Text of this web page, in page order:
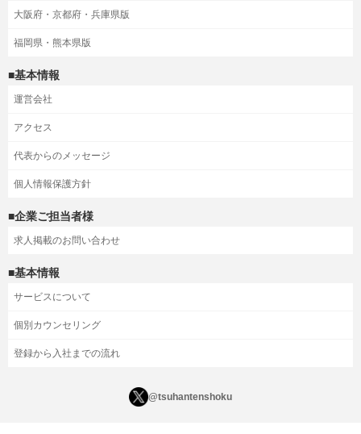
大阪府・京都府・兵庫県版
福岡県・熊本県版
■基本情報
運営会社
アクセス
代表からのメッセージ
個人情報保護方針
■企業ご担当者様
求人掲載のお問い合わせ
■基本情報
サービスについて
個別カウンセリング
登録から入社までの流れ
@tsuhantenshoku